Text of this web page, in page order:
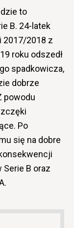
to
B. 24-latek
2017/2018 z
roku odszedł
spadkowicza,
dobrze
powodu
Po
się na dobre
Serie B oraz